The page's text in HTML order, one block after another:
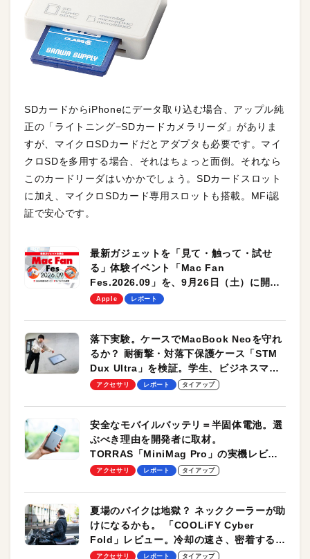
SDカードからiPhoneにデータ取り込む場合、アップル純
正の「ライトニング−SDカードカメラリーダ」がありま
すが、マイクロSDカードだとアダプタも必要です。マイ
クロSDを多用する場合、それはちょっと面倒。それなら
このカードリーダはいかかでしょう。SDカードスロット
に加え、マイクロSDカード専用スロットも搭載。MFi認
証で安心です。
最新ガジェットを「見て・触って・試せ
る」体験イベント「Mac Fan
Fes.2026.09」を、9月26日（土）に開催
します！
Apple レポート
落下実験。ケースでMacBook Neoを守れ
るか？ 耐衝撃・対落下保護ケース「STM
Dux Ultra」を検証。学生、ビジネスマン
のモバイルユースに最適！
アクセサリ レポート タイアップ
安全なモバイルバッテリ＝半固体電池。選
ぶべき理由を開発者に取材。
TORRAS「MiniMag Pro」の実機レビュ
ーも
アクセサリ レポート タイアップ
夏場のバイクは地獄？ ネッククーラーが助
けになるかも。 「COOLiFY Cyber
Fold」レビュー。冷却の速さ、密着する冷
却プレート、シンプルな操作性がグッド！
アクセサリ レポート タイアップ